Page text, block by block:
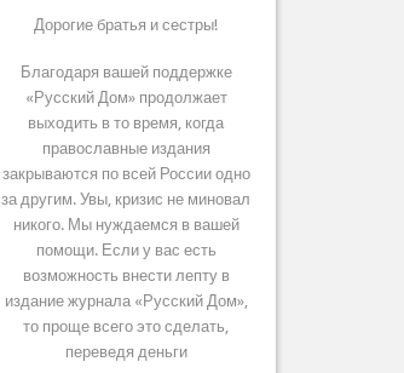
Дорогие братья и сестры!
Благодаря вашей поддержке
«Русский Дом» продолжает
выходить в то время, когда
православные издания
закрываются по всей России одно
за другим. Увы, кризис не миновал
никого. Мы нуждаемся в вашей
помощи. Если у вас есть
возможность внести лепту в
издание журнала «Русский Дом»,
то проще всего это сделать,
переведя деньги